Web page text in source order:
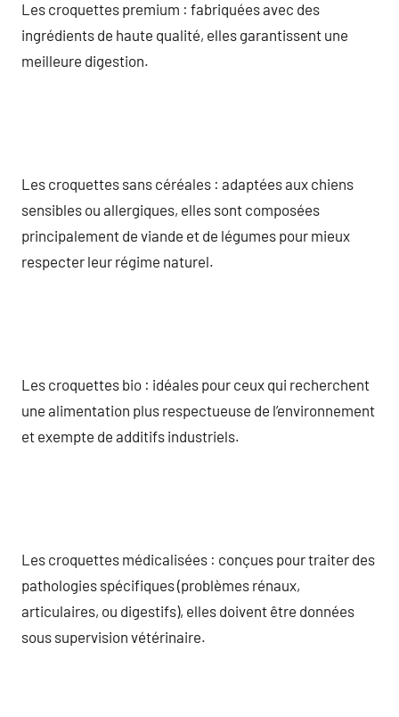
Les croquettes premium : fabriquées avec des
ingrédients de haute qualité, elles garantissent une
meilleure digestion.
Les croquettes sans céréales : adaptées aux chiens
sensibles ou allergiques, elles sont composées
principalement de viande et de légumes pour mieux
respecter leur régime naturel.
Les croquettes bio : idéales pour ceux qui recherchent
une alimentation plus respectueuse de l’environnement
et exempte de additifs industriels.
Les croquettes médicalisées : conçues pour traiter des
pathologies spécifiques (problèmes rénaux,
articulaires, ou digestifs), elles doivent être données
sous supervision vétérinaire.